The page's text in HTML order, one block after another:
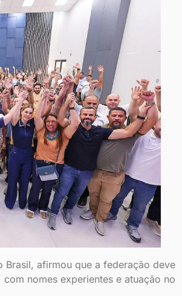
Brasil, afirmou que a federação deve
nomes experientes e atuação no